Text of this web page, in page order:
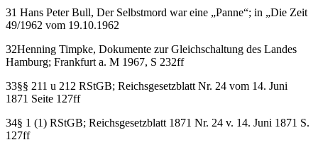
31 Hans Peter Bull, Der Selbstmord war eine „Panne“; in „Die Zeit
49/1962 vom 19.10.1962
32Henning Timpke, Dokumente zur Gleichschaltung des Landes
Hamburg; Frankfurt a. M 1967, S 232ff
33§§ 211 u 212 RStGB; Reichsgesetzblatt Nr. 24 vom 14. Juni
1871 Seite 127ff
34§ 1 (1) RStGB; Reichsgesetzblatt 1871 Nr. 24 v. 14. Juni 1871 S.
127ff